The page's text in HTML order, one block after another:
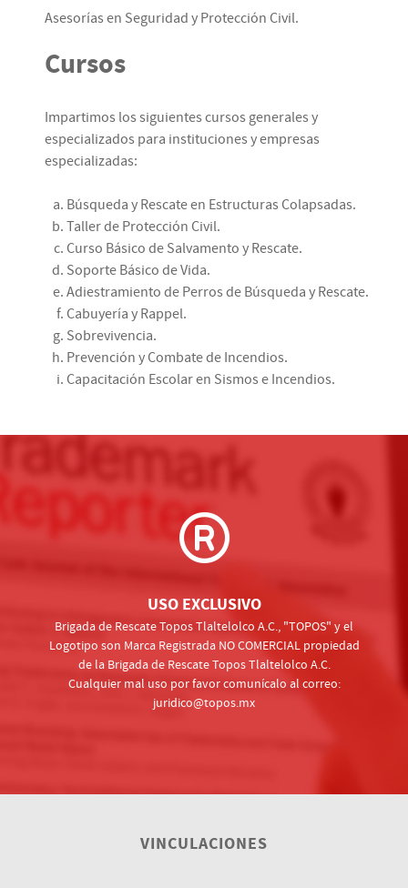
Asesorías en Seguridad y Protección Civil.
Cursos
Impartimos los siguientes cursos generales y
especializados para instituciones y empresas
especializadas:
Búsqueda y Rescate en Estructuras Colapsadas.
Taller de Protección Civil.
Curso Básico de Salvamento y Rescate.
Soporte Básico de Vida.
Adiestramiento de Perros de Búsqueda y Rescate.
Cabuyería y Rappel.
Sobrevivencia.
Prevención y Combate de Incendios.
Capacitación Escolar en Sismos e Incendios.
USO EXCLUSIVO
Brigada de Rescate Topos Tlaltelolco A.C., "TOPOS" y el
Logotipo son Marca Registrada NO COMERCIAL propiedad
de la Brigada de Rescate Topos Tlaltelolco A.C.
Cualquier mal uso por favor comunícalo al correo:
juridico@topos.mx
VINCULACIONES